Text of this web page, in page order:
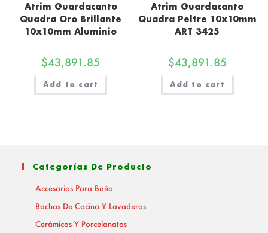
Atrim Guardacanto
Quadra Oro Brillante
10x10mm Aluminio
$43,891.85
Add to cart
Atrim Guardacanto
Quadra Peltre 10x10mm
ART 3425
$43,891.85
Add to cart
Categorías De Producto
Accesorios Para Baño
Bachas De Cocina Y Lavaderos
Cerámicas Y Porcelanatos